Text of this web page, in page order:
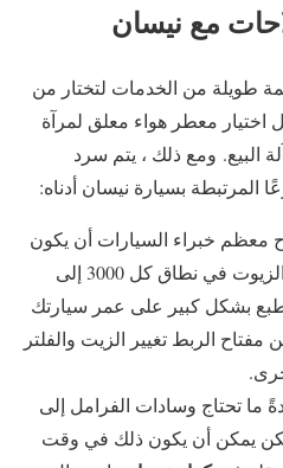
مع نيسان
طويلة من الخدمات لتختار من
اختيار معطر هواء معلق لمرآة
البيع. ومع ذلك ، يتم سرد
المرتبطة بسيارة نيسان أدناه:
معظم خبراء السيارات أن يكون
لديك تغييرات في التصفية والزيوت في نطاق كل 3000 إلى
بالطبع بشكل كبير على عمر سيارتك
الربط تغيير الزيت والفلتر
ما تحتاج وسادات الفرامل إلى
ميل ، ولكن يمكن أن يكون ذلك في وقت